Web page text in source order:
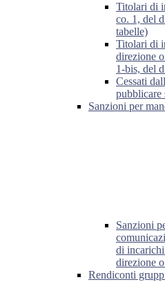
Titolari di
co. 1, del
tabelle)
Titolari di
direzione
1-bis, del
Cessati
pubblicare
Sanzioni per
Sanzioni
di
direzione
Rendiconti